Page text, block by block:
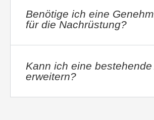
Benötige ich eine
für die Nachrüstung?
Kann ich eine bestehende
erweitern?